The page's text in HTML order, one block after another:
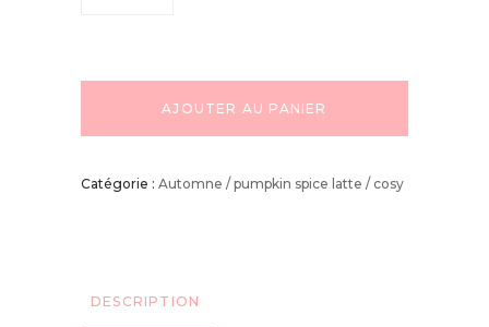
AJOUTER AU PANIER
Catégorie : Automne / pumpkin spice latte / cosy
DESCRIPTION